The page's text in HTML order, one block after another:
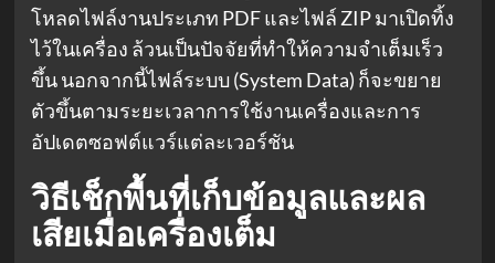
โหลดไฟล์งานประเภท PDF และไฟล์ ZIP มาเปิดทิ้ง
ไว้ในเครื่อง ล้วนเป็นปัจจัยที่ทำให้ความจำเต็มเร็ว
ขึ้น นอกจากนี้ไฟล์ระบบ (System Data) ก็จะขยาย
ตัวขึ้นตามระยะเวลาการใช้งานเครื่องและการ
อัปเดตซอฟต์แวร์แต่ละเวอร์ชัน
วิธีเช็กพื้นที่เก็บข้อมูลและผล
เสียเมื่อเครื่องเต็ม